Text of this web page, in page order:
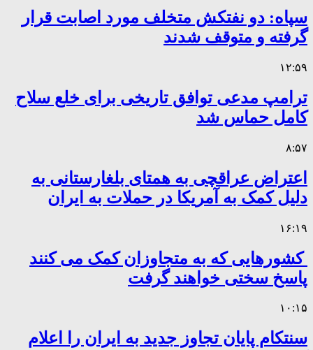
سپاه: دو نفتکش متخلف مورد اصابت قرار
گرفته و متوقف شدند
۱۲:۵۹
ترامپ مدعی توافق تاریخی برای خلع سلاح
کامل حماس شد
۸:۵۷
اعتراض عراقچی به همتای بلغارستانی به
دلیل کمک به آمریکا در حملات به ایران
۱۶:۱۹
کشورهایی که به متجاوزان کمک می کنند
پاسخ سختی خواهند گرفت
۱۰:۱۵
سنتکام پایان تجاوز جدید به ایران را اعلام